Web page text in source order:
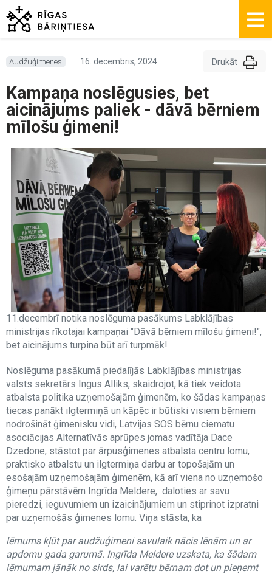
Audžuģimenes 16. decembris, 2024 Drukāt
Kampaņa noslēgusies, bet
aicinājums paliek - dāvā bērniem
mīlošu ģimeni!
11.decembrī notika noslēguma pasākums Labklājības
ministrijas rīkotajai kampaņai "Dāvā bērniem mīlošu ģimeni!",
bet aicinājums turpina būt arī turpmāk!
Noslēguma pasākumā piedalījās Labklājības ministrijas
valsts sekretārs Ingus Alliks, skaidrojot, kā tiek veidota
atbalsta politika uzņemošajām ģimenēm, ko šādas kampaņas
tiecas panākt ilgtermiņā un kāpēc ir būtiski visiem bērniem
nodrošināt ģimenisku vidi, Latvijas SOS bērnu ciematu
asociācijas Alternatīvās aprūpes jomas vadītāja Dace
Dzedone, stāstot par ārpusģimenes atbalsta centru lomu,
praktisko atbalstu un ilgtermiņa darbu ar topošajām un
esošajām uzņemošajām ģimenēm, kā arī viena no uzņemošo
ģimeņu pārstāvēm Ingrīda Meldere, daloties ar savu
pieredzi, ieguvumiem un izaicinājumiem un stiprinot izpratni
par uzņemošās ģimenes lomu. Viņa stāsta, ka
lēmums kļūt par audžuģimeni savulaik nācis lēnām un ar
apdomu gada garumā. Ingrīda Meldere uzskata, ka šādam
lēmumam jānāk no sirds, lai varētu bērnam dot un pieņemt